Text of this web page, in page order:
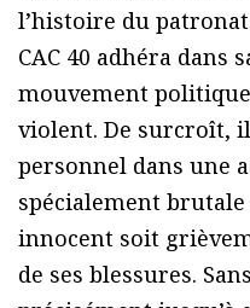
l’histoire du
CAC 40 adhéra dans
mouvement
violent. De surcroît,
personnel dans une
spécialement
innocent soit
de ses blessures.